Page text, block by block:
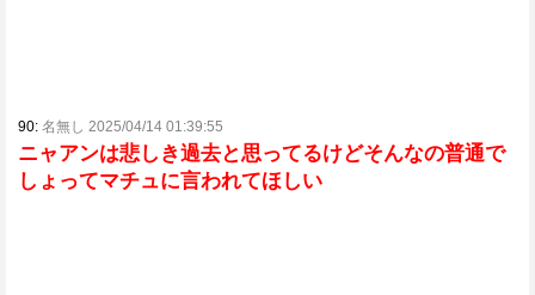
90: 名無し 2025/04/14 01:39:55
ニャアンは悲しき過去と思ってるけどそんなの普通で
しょってマチュに言われてほしい